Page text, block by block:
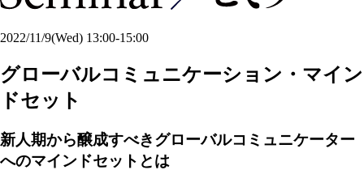
2022/11/9(Wed) 13:00-15:00
グローバルコミュニケーション・マイン
ドセット
新人期から醸成すべきグローバルコミュニケーター
へのマインドセットとは